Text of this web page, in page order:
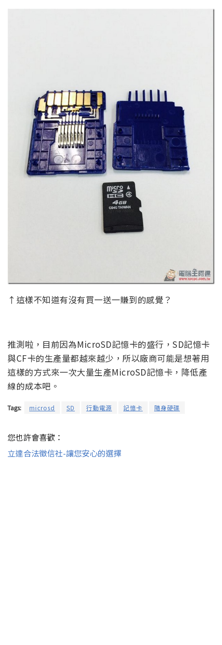
↑這樣不知道有沒有買一送一賺到的感覺？
推測啦，目前因為MicroSD記憶卡的盛行，SD記憶卡
與CF卡的生產量都越來越少，所以廠商可能是想著用
這樣的方式來一次大量生產MicroSD記憶卡，降低產
線的成本吧。
Tags: microsd SD 行動電源 記憶卡 隨身硬碟
您也許會喜歡：
立達合法徵信社-讓您安心的選擇